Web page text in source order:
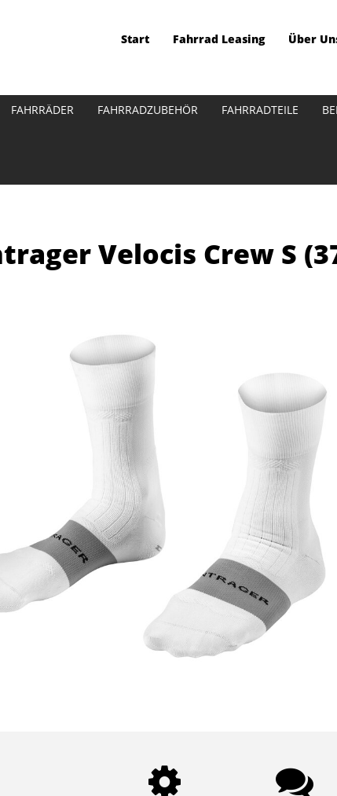
Start Fahrrad Leasing Über
FAHRRÄDER FAHRRADZUBEHÖR FAHRRADTEILE
Velocis Crew S